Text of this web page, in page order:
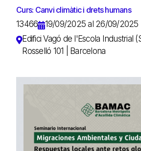
Curs: Canvi climàtic i drets humans
13466
19/09/2025 al 26/09/2025
Edifici Vagó de l'Escola Industrial
Rosselló 101 | Barcelona